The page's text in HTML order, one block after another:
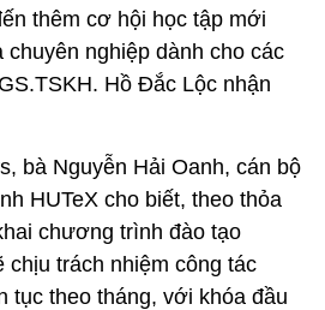
thêm cơ hội học tập mới
nghiệp dành cho các
Hồ Đắc Lộc nhận
bà Nguyễn Hải Oanh, cán bộ
HUTeX cho biết, theo thỏa
chương trình đào tạo
chịu trách nhiệm công tác
tục theo tháng, với khóa đầu